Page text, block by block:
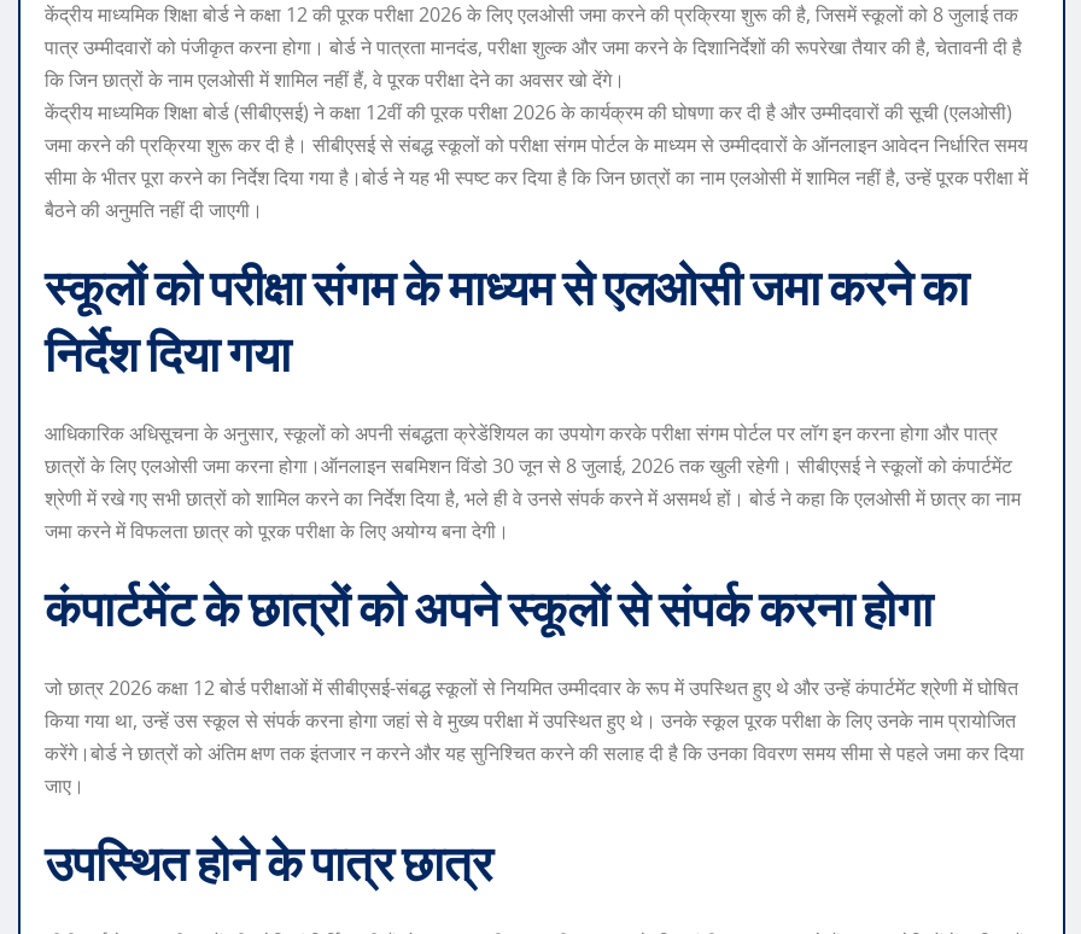
केंद्रीय माध्यमिक शिक्षा बोर्ड ने कक्षा 12 की पूरक परीक्षा 2026 के लिए एलओसी जमा करने की प्रक्रिया शुरू की है, जिसमें स्कूलों को 8 जुलाई तक
पात्र उम्मीदवारों को पंजीकृत करना होगा। बोर्ड ने पात्रता मानदंड, परीक्षा शुल्क और जमा करने के दिशानिर्देशों की रूपरेखा तैयार की है, चेतावनी दी है
कि जिन छात्रों के नाम एलओसी में शामिल नहीं हैं, वे पूरक परीक्षा देने का अवसर खो देंगे।
केंद्रीय माध्यमिक शिक्षा बोर्ड (सीबीएसई) ने कक्षा 12वीं की पूरक परीक्षा 2026 के कार्यक्रम की घोषणा कर दी है और उम्मीदवारों की सूची (एलओसी)
जमा करने की प्रक्रिया शुरू कर दी है। सीबीएसई से संबद्ध स्कूलों को परीक्षा संगम पोर्टल के माध्यम से उम्मीदवारों के ऑनलाइन आवेदन निर्धारित समय
सीमा के भीतर पूरा करने का निर्देश दिया गया है।बोर्ड ने यह भी स्पष्ट कर दिया है कि जिन छात्रों का नाम एलओसी में शामिल नहीं है, उन्हें पूरक परीक्षा में
बैठने की अनुमति नहीं दी जाएगी।
स्कूलों को परीक्षा संगम के माध्यम से एलओसी जमा करने का
निर्देश दिया गया
आधिकारिक अधिसूचना के अनुसार, स्कूलों को अपनी संबद्धता क्रेडेंशियल का उपयोग करके परीक्षा संगम पोर्टल पर लॉग इन करना होगा और पात्र
छात्रों के लिए एलओसी जमा करना होगा।ऑनलाइन सबमिशन विंडो 30 जून से 8 जुलाई, 2026 तक खुली रहेगी। सीबीएसई ने स्कूलों को कंपार्टमेंट
श्रेणी में रखे गए सभी छात्रों को शामिल करने का निर्देश दिया है, भले ही वे उनसे संपर्क करने में असमर्थ हों। बोर्ड ने कहा कि एलओसी में छात्र का नाम
जमा करने में विफलता छात्र को पूरक परीक्षा के लिए अयोग्य बना देगी।
कंपार्टमेंट के छात्रों को अपने स्कूलों से संपर्क करना होगा
जो छात्र 2026 कक्षा 12 बोर्ड परीक्षाओं में सीबीएसई-संबद्ध स्कूलों से नियमित उम्मीदवार के रूप में उपस्थित हुए थे और उन्हें कंपार्टमेंट श्रेणी में घोषित
किया गया था, उन्हें उस स्कूल से संपर्क करना होगा जहां से वे मुख्य परीक्षा में उपस्थित हुए थे। उनके स्कूल पूरक परीक्षा के लिए उनके नाम प्रायोजित
करेंगे।बोर्ड ने छात्रों को अंतिम क्षण तक इंतजार न करने और यह सुनिश्चित करने की सलाह दी है कि उनका विवरण समय सीमा से पहले जमा कर दिया
जाए।
उपस्थित होने के पात्र छात्र